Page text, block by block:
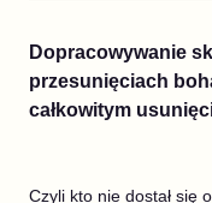
Dopracowywanie
przesunięciach
całkowitym
Czyli kto nie dostał się